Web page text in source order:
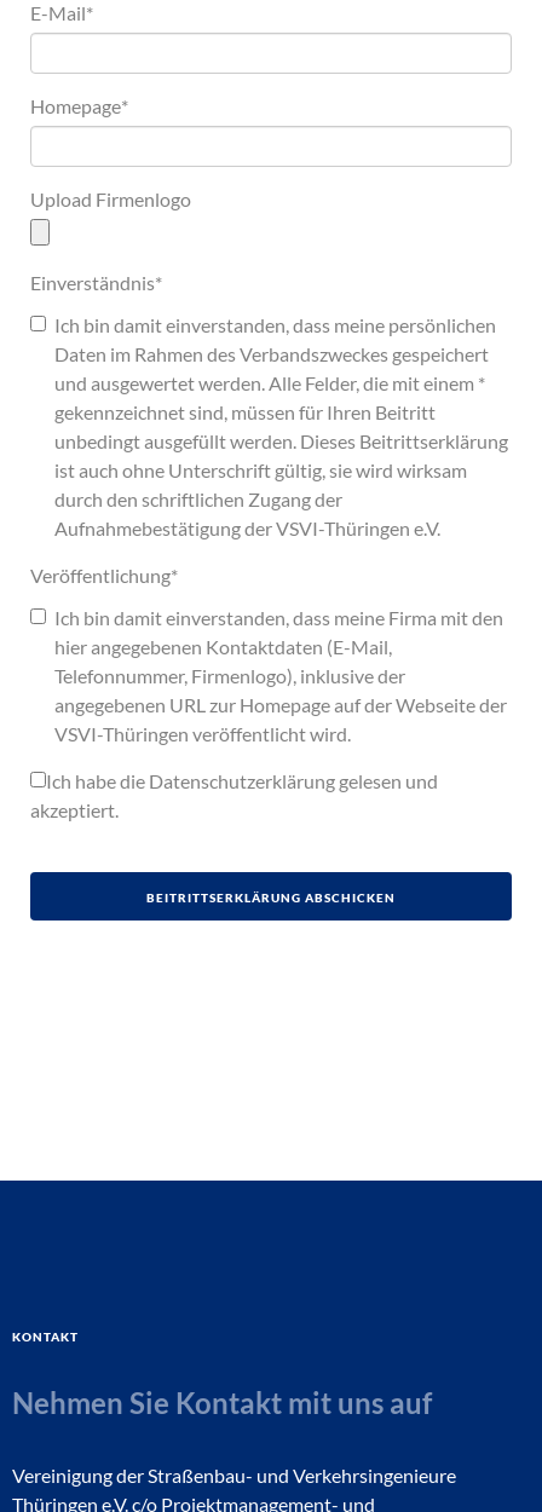
E-Mail*
Homepage*
Upload Firmenlogo
Einverständnis*
Ich bin damit einverstanden, dass meine persönlichen
Daten im Rahmen des Verbandszweckes gespeichert
und ausgewertet werden. Alle Felder, die mit einem *
gekennzeichnet sind, müssen für Ihren Beitritt
unbedingt ausgefüllt werden. Dieses Beitrittserklärung
ist auch ohne Unterschrift gültig, sie wird wirksam
durch den schriftlichen Zugang der
Aufnahmebestätigung der VSVI-Thüringen e.V.
Veröffentlichung*
Ich bin damit einverstanden, dass meine Firma mit den
hier angegebenen Kontaktdaten (E-Mail,
Telefonnummer, Firmenlogo), inklusive der
angegebenen URL zur Homepage auf der Webseite der
VSVI-Thüringen veröffentlicht wird.
Ich habe die Datenschutzerklärung gelesen und
akzeptiert.
Kontakt
Nehmen Sie Kontakt mit uns auf
Vereinigung der Straßenbau- und Verkehrsingenieure
Thüringen e.V. c/o Projektmanagement- und